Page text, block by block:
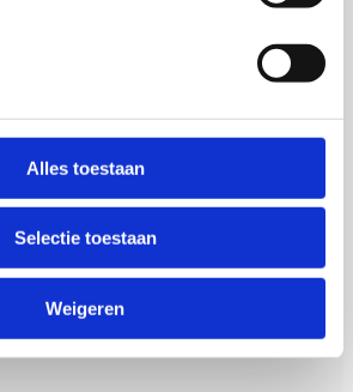
Alles toestaan
Selectie toestaan
Weigeren